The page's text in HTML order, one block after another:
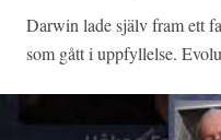
Darwin lade själv fram ett
som gått i uppfyllelse.